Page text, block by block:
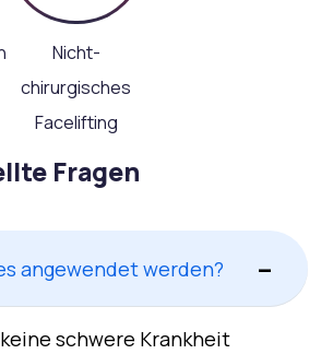
Nicht-
chirurgisches
Facelifting
Fragen
angewendet werden?
schwere Krankheit